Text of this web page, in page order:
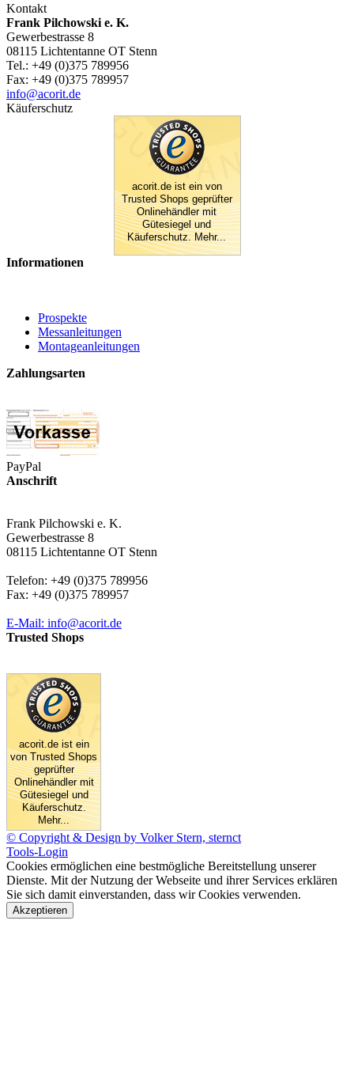
Kontakt
Frank Pilchowski e. K.
Gewerbestrasse 8
08115 Lichtentanne OT Stenn
Tel.: +49 (0)375 789956
Fax: +49 (0)375 789957
info@acorit.de
Käuferschutz
acorit.de ist ein von
Trusted Shops geprüfter
Onlinehändler mit
Gütesiegel und
Käuferschutz. Mehr...
Informationen
Prospekte
Messanleitungen
Montageanleitungen
Zahlungsarten
PayPal
Anschrift
Frank Pilchowski e. K.
Gewerbestrasse 8
08115 Lichtentanne OT Stenn
Telefon: +49 (0)375 789956
Fax: +49 (0)375 789957
E-Mail: info@acorit.de
Trusted Shops
acorit.de ist ein
von Trusted Shops
geprüfter
Onlinehändler mit
Gütesiegel und
Käuferschutz.
Mehr...
© Copyright & Design by Volker Stern, sternct
Tools-Login
Cookies ermöglichen eine bestmögliche Bereitstellung unserer
Dienste. Mit der Nutzung der Webseite und ihrer Services erklären
Sie sich damit einverstanden, dass wir Cookies verwenden.